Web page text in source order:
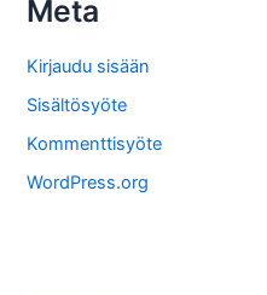
o
s
t
a
Meta
Kirjaudu sisään
Sisältösyöte
Kommenttisyöte
WordPress.org